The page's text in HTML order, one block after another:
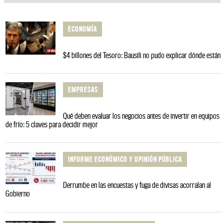
ECONOMÍA
$4 billones del Tesoro: Bausili no pudo explicar dónde están
EMPRESAS
Qué deben evaluar los negocios antes de invertir en equipos
de frío: 5 claves para decidir mejor
INFORME ECONÓMICO Y OPINIÓN PÚBLICA
Derrumbe en las encuestas y fuga de divisas acorralan al
Gobierno